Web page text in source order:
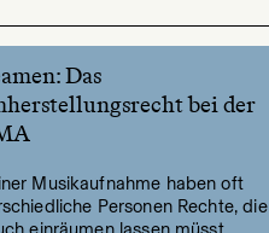
Das
bei der
Musikaufnahme haben oft
Personen Rechte, die